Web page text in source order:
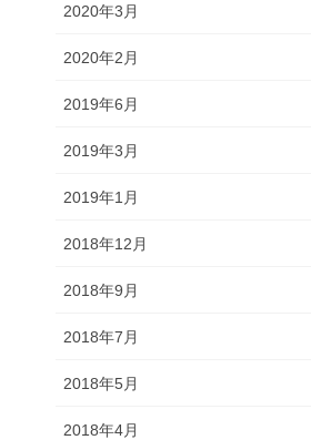
2020年3月
2020年2月
2019年6月
2019年3月
2019年1月
2018年12月
2018年9月
2018年7月
2018年5月
2018年4月